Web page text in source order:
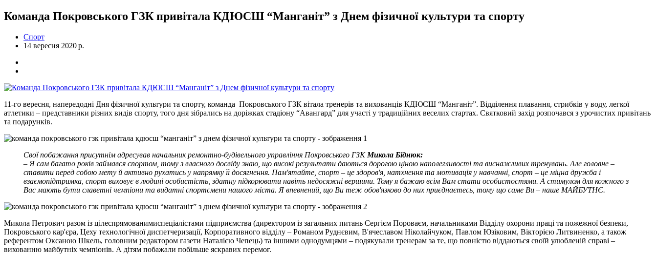
Команда Покровського ГЗК привітала КДЮСШ “Манганіт” з Днем фізичної культури та спорту
Спорт
14 вересня 2020 р.
11-го вересня, напередодні Дня фізичної культури та спорту, команда Покровського ГЗК вітала тренерів та вихованців КДЮСШ “Манганіт”. Відділення плавання, стрибків у воду, легкої
атлетики – представники різних видів спорту, того дня зібрались на доріжках стадіону “Авангард” для участі у традиційних веселих стартах. Святковий захід розпочався з урочистих привітань
та подарунків.
Свої побажання присутнім адресував начальник ремонтно-будівельного управління Покровського ГЗК Микола Біднюк:
– Я сам багато років займався спортом, тому з власного досвіду знаю, що високі результати даються дорогою ціною наполегливості та виснажливих тренувань. Але головне –
ставити перед собою мету й активно рухатись у напрямку її досягнення. Пам'ятайте, спорт – це здоров'я, натхнення та мотивація у навчанні, спорт – це міцна дружба і
взаємопідтримка, спорт виховує в людині особистість, здатну підкорювати навіть недосяжні вершини. Тому я бажаю всім Вам стати особистостями. А стимулом для кожного з
Вас мають бути славетні чемпіони та видатні спортсмени нашого міста. Я впевнений, що Ви теж обов'язково до них приєднаєтесь, тому що саме Ви – наше МАЙБУТНЄ.
Микола Петрович разом із цілеспрямованимиспеціалістами підприємства (директором із загальних питань Сергієм Пороваєм, начальниками Відділу охорони праці та пожежної безпеки,
Покровського кар'єра, Цеху технологічної диспетчеризації, Корпоративного відділу – Романом Руднєвим, В'ячеславом Ніколайчуком, Павлом Юзіковим, Вікторією Литвиненко, а також
референтом Оксаною Шкель, головним редактором газети Наталією Чепець) та іншими однодумцями – подякували тренерам за те, що повністю віддаються своїй улюбленій справі –
вихованню майбутніх чемпіонів. А дітям побажали побільше яскравих перемог.